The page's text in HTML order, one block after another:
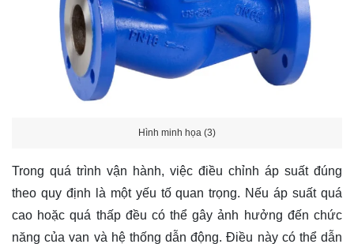
Hình minh họa (3)
Trong quá trình vận hành, việc điều chỉnh áp suất đúng
theo quy định là một yếu tố quan trọng. Nếu áp suất quá
cao hoặc quá thấp đều có thể gây ảnh hưởng đến chức
năng của van và hệ thống dẫn động. Điều này có thể dẫn